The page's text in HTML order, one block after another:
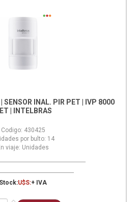
SENSOR INAL. PIR PET | IVP 8000
| INTELBRAS
Codigo: 430425
por bulto: 14
viaje: Unidades
Stock:U$S:+ IVA